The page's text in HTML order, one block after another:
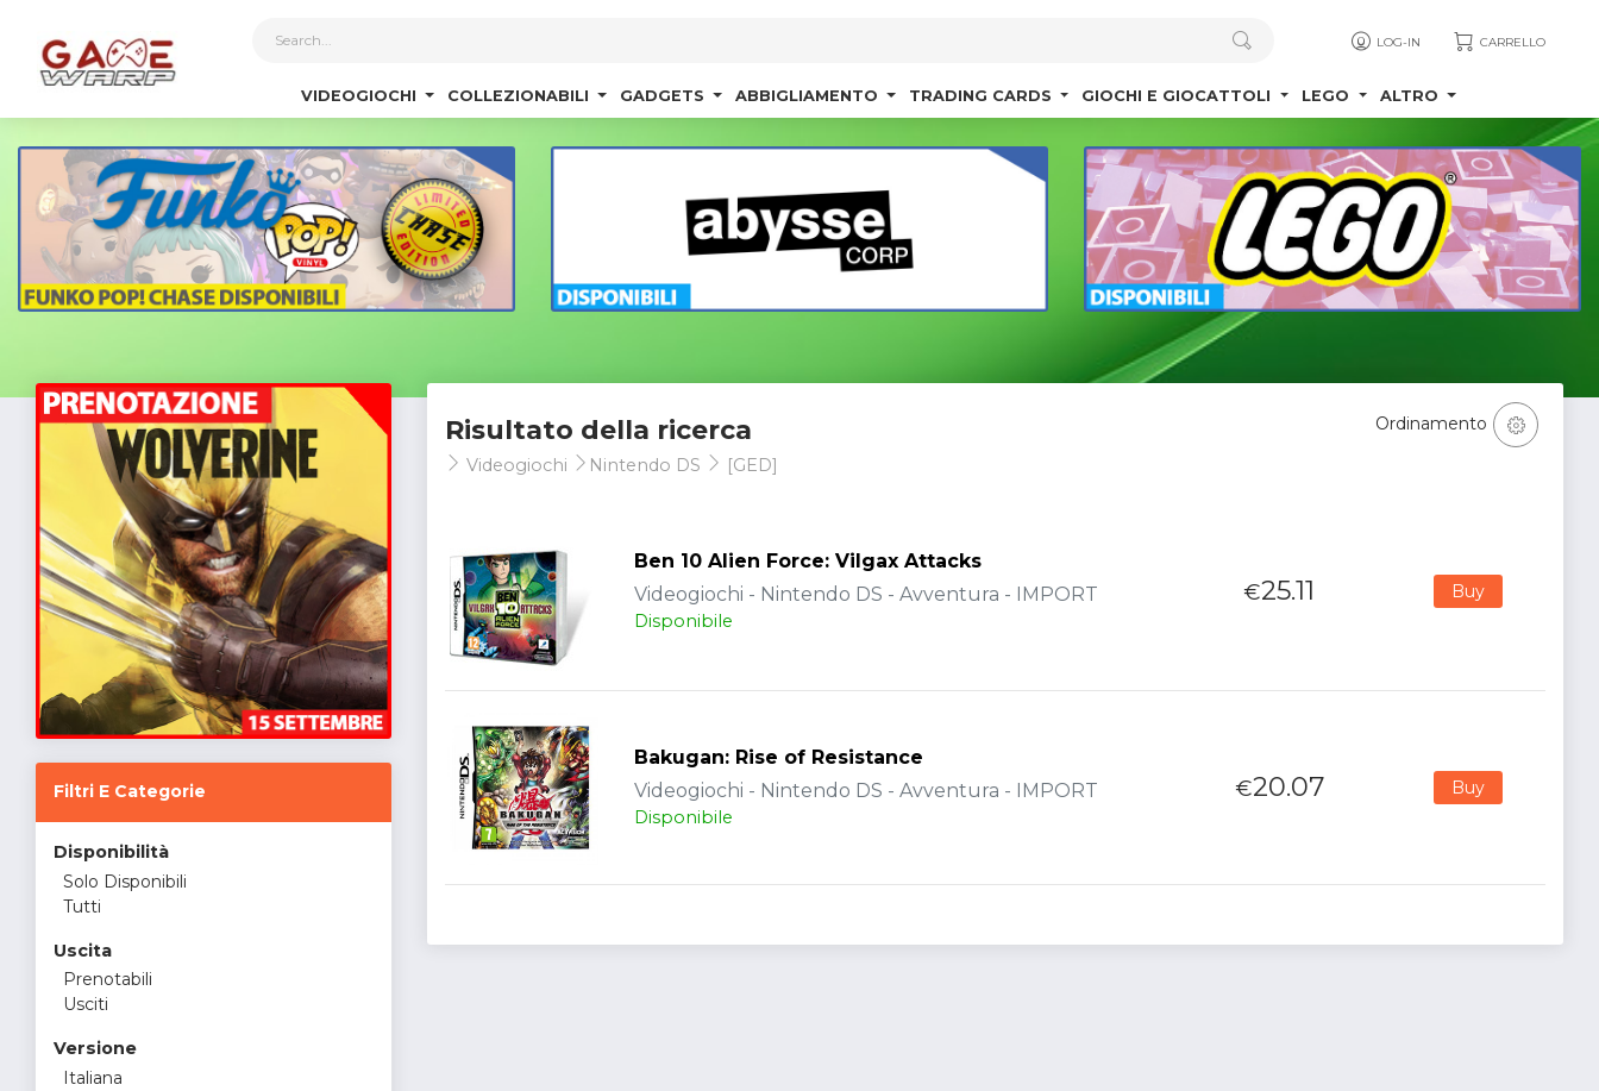
LOG-IN CARRELLO
VIDEOGIOCHI COLLEZIONABILI GADGETS ABBIGLIAMENTO TRADING CARDS GIOCHI E GIOCATTOLI LEGO ALTRO
Filtri E Categorie
Disponibilità
Solo Disponibili
Tutti
Uscita
Prenotabili
Usciti
Versione
Italiana
Risultato della ricerca
Videogiochi Nintendo DS [GED]
Ordinamento
Ben 10 Alien Force: Vilgax Attacks
Videogiochi - Nintendo DS - Avventura - IMPORT
Disponibile
€25.11 Buy
Bakugan: Rise of Resistance
Videogiochi - Nintendo DS - Avventura - IMPORT
Disponibile
€20.07 Buy